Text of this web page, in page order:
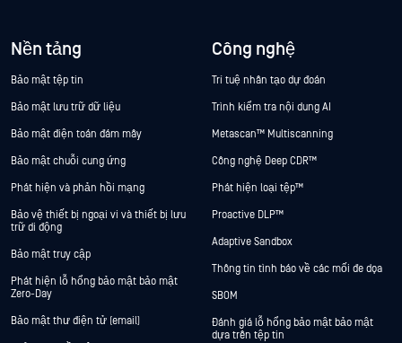
Nền tảng
Bảo mật tệp tin
Bảo mật lưu trữ dữ liệu
Bảo mật điện toán đám mây
Bảo mật chuỗi cung ứng
Phát hiện và phản hồi mạng
Bảo vệ thiết bị ngoại vi và thiết bị lưu
trữ di động
Bảo mật truy cập
Phát hiện lỗ hổng bảo mật bảo mật
Zero-Day
Bảo mật thư điện tử (email)
Công nghệ
Trí tuệ nhân tạo dự đoán
Trình kiểm tra nội dung AI
Metascan™ Multiscanning
Công nghệ Deep CDR™
Phát hiện loại tệp™
Proactive DLP™
Adaptive Sandbox
Thông tin tình báo về các mối đe dọa
SBOM
Đánh giá lỗ hổng bảo mật bảo mật
dựa trên tệp tin